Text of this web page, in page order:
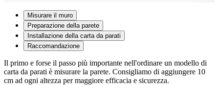
Misurare il muro
Preparazione della parete
Installazione della carta da parati
Raccomandazione
Il primo e forse il passo più importante nell'ordinare un modello di
carta da parati è misurare la parete. Consigliamo di aggiungere 10
cm ad ogni altezza per maggiore efficacia e sicurezza.